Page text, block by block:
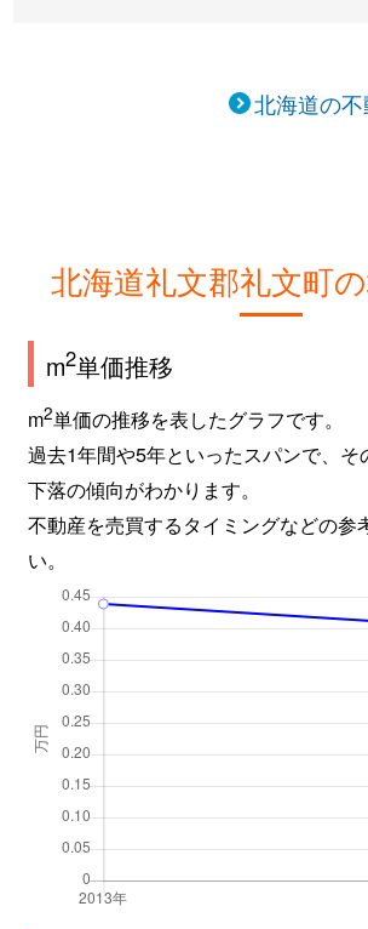
北海道の
北海道礼文郡礼文町
m2単価推移
m2単価の推移を表したグラフです。
過去1年間や5年といったスパンで、そ
下落の傾向がわかります。
不動産を売買するタイミングなどの参
い。